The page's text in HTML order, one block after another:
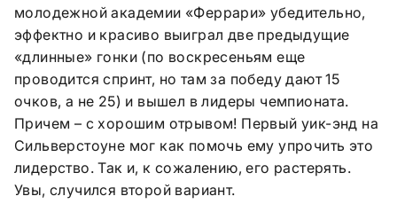
молодежной академии «Феррари» убедительно,
эффектно и красиво выиграл две предыдущие
«длинные» гонки (по воскресеньям еще
проводится спринт, но там за победу дают 15
очков, а не 25) и вышел в лидеры чемпионата.
Причем – с хорошим отрывом! Первый уик-энд на
Сильверстоуне мог как помочь ему упрочить это
лидерство. Так и, к сожалению, его растерять.
Увы, случился второй вариант.